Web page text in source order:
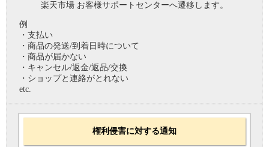
楽天市場 お客様サポートセンターへ遷移します。
例
・支払い
・商品の発送/到着日時について
・商品が届かない
・キャンセル/返金/返品/交換
・ショップと連絡がとれない
etc.
権利侵害に対する通知